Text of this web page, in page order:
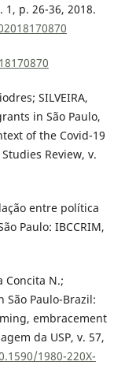
1, p. 26-36, 2018.
SILVEIRA,
in São Paulo,
of the Covid-19
Review, v.
entre política
Paulo: IBCCRIM,
Concita N.;
São Paulo-Brazil:
embracement
da USP, v. 57,
1980-220X-